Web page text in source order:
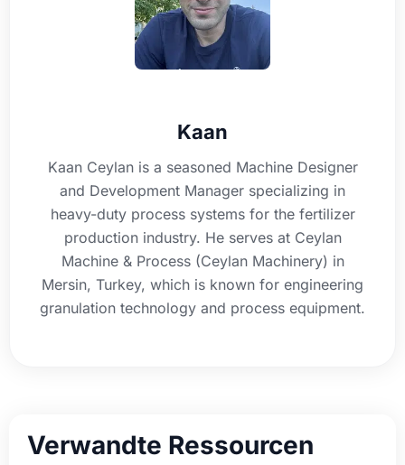
Kaan
Kaan Ceylan is a seasoned Machine Designer
and Development Manager specializing in
heavy-duty process systems for the fertilizer
production industry. He serves at Ceylan
Machine & Process (Ceylan Machinery) in
Mersin, Turkey, which is known for engineering
granulation technology and process equipment.
Verwandte Ressourcen